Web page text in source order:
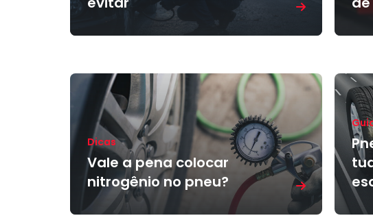
Dicas
Vale a pena colocar
nitrogênio no pneu?